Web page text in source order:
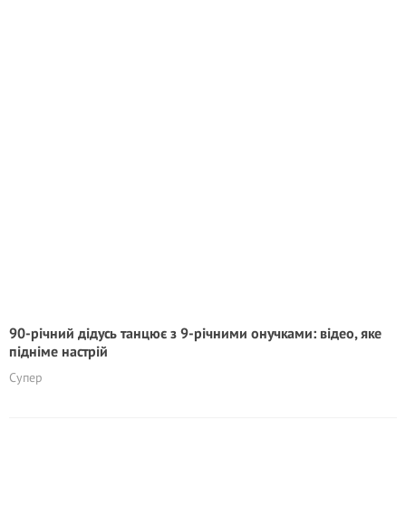
90-річний дідусь танцює з 9-річними онучками: відео, яке
підніме настрій
Супер